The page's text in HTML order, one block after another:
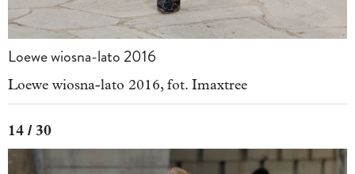
Loewe wiosna-lato 2016
Loewe wiosna-lato 2016, fot. Imaxtree
14 / 30